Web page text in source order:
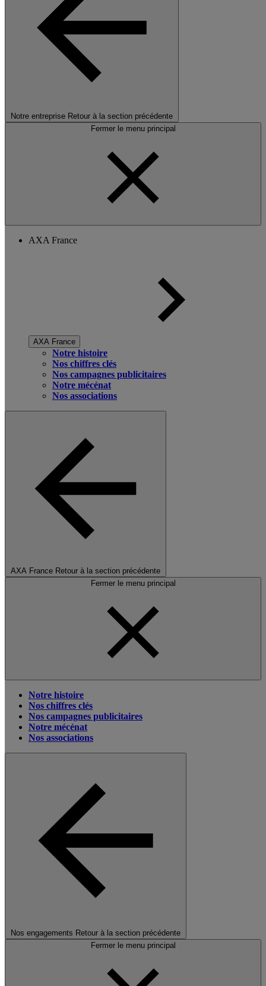
Notre entreprise Retour à la section précédente
Fermer le menu principal
AXA France
AXA France
Notre histoire
Nos chiffres clés
Nos campagnes publicitaires
Notre mécénat
Nos associations
AXA France Retour à la section précédente
Fermer le menu principal
Notre histoire
Nos chiffres clés
Nos campagnes publicitaires
Notre mécénat
Nos associations
Nos engagements Retour à la section précédente
Fermer le menu principal